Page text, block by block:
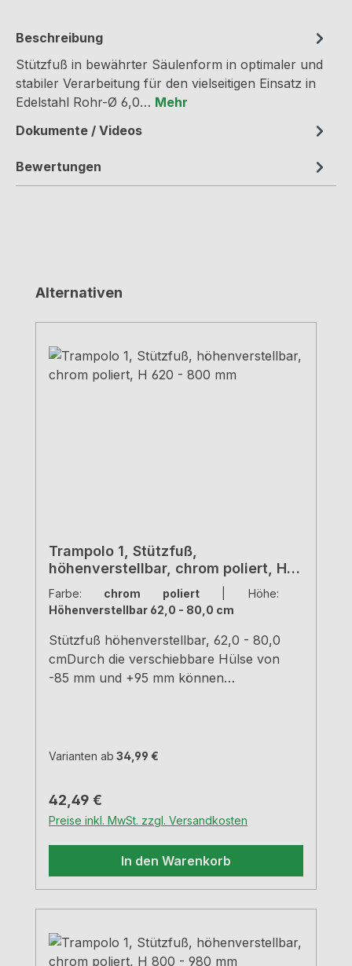
Beschreibung
Stützfuß in bewährter Säulenform in optimaler und
stabiler Verarbeitung für den vielseitigen Einsatz in
Edelstahl Rohr-Ø 6,0… Mehr
Dokumente / Videos
Bewertungen
Produktgalerie überspringen
Alternativen
Trampolo 1, Stützfuß,
höhenverstellbar, chrom poliert, H
620 - 800 mm
Farbe: chrom poliert
Höhe:
Höhenverstellbar 62,0 - 80,0 cm
Stützfuß höhenverstellbar, 62,0 - 80,0
cmDurch die verschiebbare Hülse von
-85 mm und +95 mm können
Varianten ab 34,99 €
Regulärer Preis:
42,49 €
Preise inkl. MwSt. zzgl. Versandkosten
In den Warenkorb